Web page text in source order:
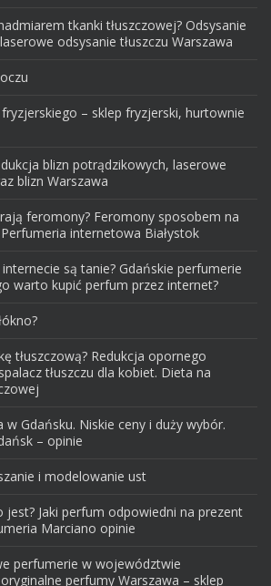
tkanki tłuszczowej? Odsysanie
odsysanie tłuszczu Warszawa
– sklep fryzjerski, hurtownie
blizn potrądzikowych, laserowe
blizn Warszawa
feromony? Feromony sposobem na
internetowa Białystok
są tanie? Gdańskie perfumerie
warto kupić perfum przez internet?
tłuszczową? Redukcja opornego
tłuszczu dla kobiet. Dieta na
Gdańsku. Niskie ceny i duży wybór.
– opinie
i modelowanie ust
Jaki perfum odpowiedni na prezent
Marciano opinie
perfumerie w województwie
perfumy Warszawa – sklep